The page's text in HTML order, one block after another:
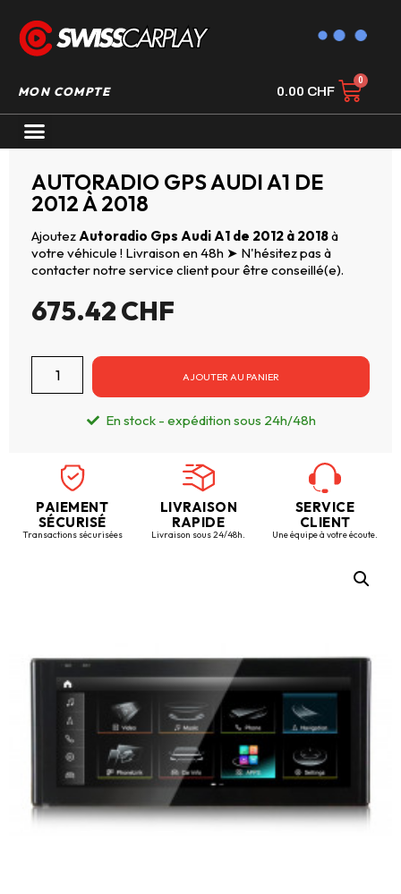
MON COMPTE 0.00 CHF
AUTORADIO GPS AUDI A1 DE
2012 À 2018
Ajoutez Autoradio Gps Audi A1 de 2012 à 2018à
votre véhicule ! Livraison en 48h ➤ N'hésitez pas à
contacter notre service client pour être conseillé(e).
675.42CHF
AJOUTER AU PANIER
En stock - expédition sous 24h/48h
PAIEMENT
SÉCURISÉ
Transactions sécurisées
LIVRAISON
RAPIDE
Livraison sous 24/48h.
SERVICE
CLIENT
Une équipe à votre écoute.